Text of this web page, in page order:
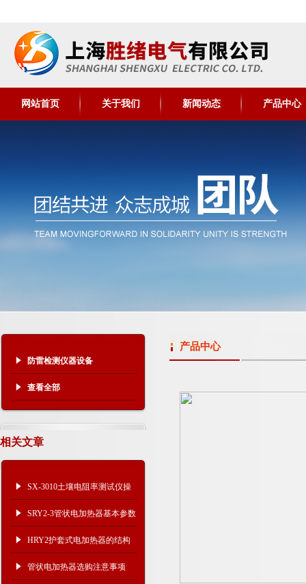
网站首页 关于我们 新闻动态 产品中心
防雷检测仪器设备
查看全部
相关文章
SX-3010土壤电阻率测试仪操
作方法
SRY2-3管状电加热器基本参数
HRY2护套式电加热器的结构
与组成
管状电加热器选购注意事项
产品中心